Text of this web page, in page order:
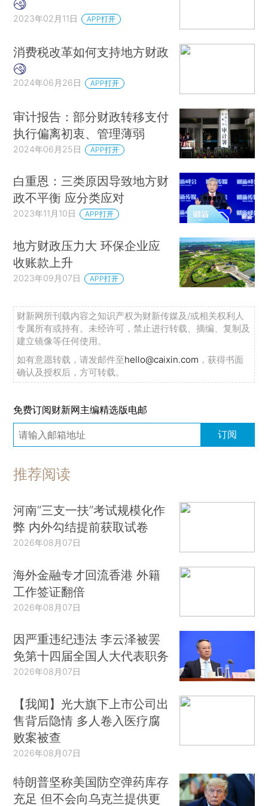
2023年02月11日 APP打开
消费税改革如何支持地方财政
2024年06月26日 APP打开
审计报告：部分财政转移支付
执行偏离初衷、管理薄弱
2024年06月25日 APP打开
白重恩：三类原因导致地方财
政不平衡 应分类应对
2023年11月10日 APP打开
地方财政压力大 环保企业应
收账款上升
2023年09月07日 APP打开
财新网所刊载内容之知识产权为财新传媒及/或相关权利人
专属所有或持有。未经许可，禁止进行转载、摘编、复制及
建立镜像等任何使用。
如有意愿转载，请发邮件至hello@caixin.com ，获得书面
确认及授权后，方可转载。
免费订阅财新网主编精选版电邮
订阅
推荐阅读
河南“三支一扶”考试规模化作
弊 内外勾结提前获取试卷
2026年08月07日
海外金融专才回流香港 外籍
工作签证翻倍
2026年08月07日
因严重违纪违法 李云泽被罢
免第十四届全国人大代表职务
2026年08月07日
【我闻】光大旗下上市公司出
售背后隐情 多人卷入医疗腐
败案被查
2026年08月07日
特朗普坚称美国防空弹药库存
充足 但不会向乌克兰提供更